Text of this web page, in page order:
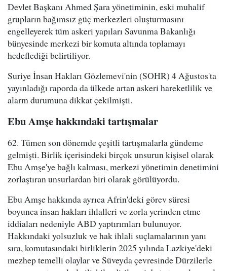
Devlet Başkanı Ahmed Şara yönetiminin, eski muhalif
grupların bağımsız güç merkezleri oluşturmasını
engelleyerek tüm askeri yapıları Savunma Bakanlığı
bünyesinde merkezi bir komuta altında toplamayı
hedeflediği belirtiliyor.
Suriye İnsan Hakları Gözlemevi'nin (SOHR) 4 Ağustos'ta
yayınladığı raporda da ülkede artan askeri hareketlilik ve
alarm durumuna dikkat çekilmişti.
Ebu Amşe hakkındaki tartışmalar
62. Tümen son dönemde çeşitli tartışmalarla gündeme
gelmişti. Birlik içerisindeki birçok unsurun kişisel olarak
Ebu Amşe'ye bağlı kalması, merkezi yönetimin denetimini
zorlaştıran unsurlardan biri olarak görülüyordu.
Ebu Amşe hakkında ayrıca Afrin'deki görev süresi
boyunca insan hakları ihlalleri ve zorla yerinden etme
iddiaları nedeniyle ABD yaptırımları bulunuyor.
Hakkındaki yolsuzluk ve hak ihlali suçlamalarının yanı
sıra, komutasındaki birliklerin 2025 yılında Lazkiye'deki
mezhep temelli olaylar ve Süveyda çevresinde Dürzilerle